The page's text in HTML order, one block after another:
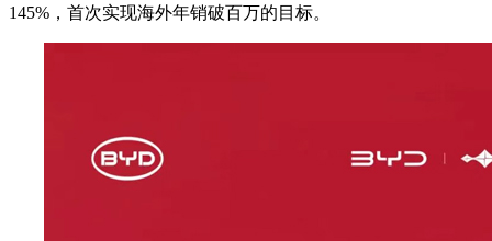
145%，首次实现海外年销破百万的目标。